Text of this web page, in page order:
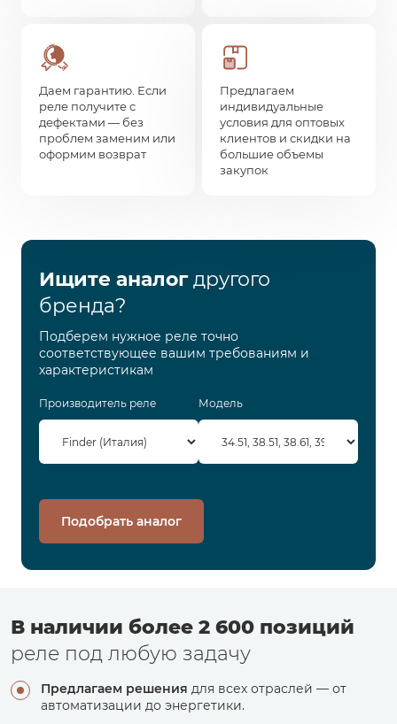
Даем гарантию. Если
реле получите с
дефектами — без
проблем заменим или
оформим возврат
Предлагаем
индивидуальные
условия для оптовых
клиентов и скидки на
большие объемы
закупок
Ищите аналогдругого
бренда?
Подберем нужное реле точно
соответствующее вашим требованиям и
характеристикам
Производитель реле Модель
Подобрать аналог
В наличии более 2 600 позиций
реле под любую задачу
Предлагаем решения для всех отраслей — от
автоматизации до энергетики.